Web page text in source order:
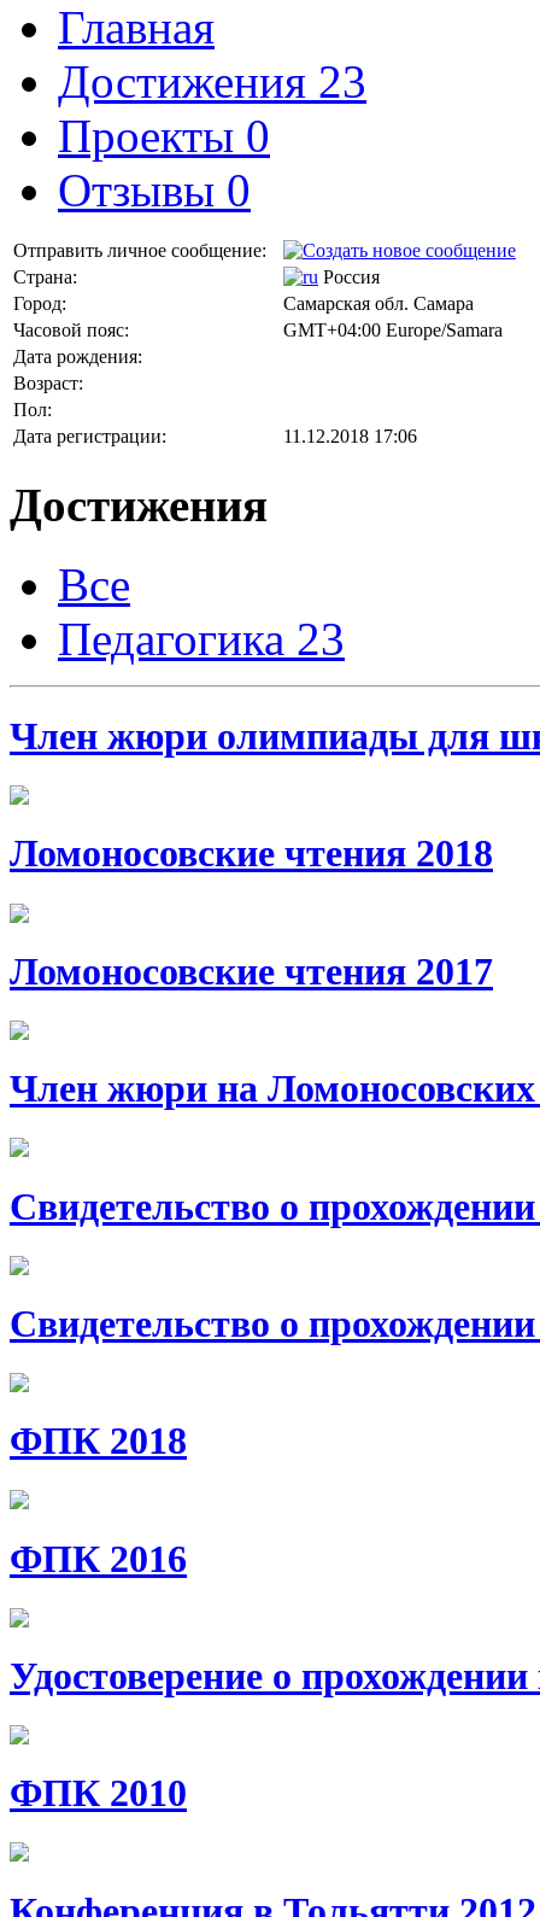
Главная
Достижения 23
Проекты 0
Отзывы 0
Отправить личное сообщение:
Страна:
Россия
Город:
Самарская обл. Самара
Часовой пояс:
GMT+04:00 Europe/Samara
Дата рождения:
Возраст:
Пол:
Дата регистрации:
11.12.2018 17:06
Достижения
Все
Педагогика 23
Член жюри олимпиады для
Ломоносовские чтения 2018
Ломоносовские чтения 2017
Член жюри на Ломоносовских
Свидетельство о
Свидетельство о
ФПК 2018
ФПК 2016
Удостоверение о прохождении
ФПК 2010